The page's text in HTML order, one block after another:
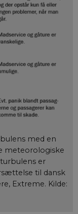
med en
meteorologiske
er
til dansk
Extreme. Kilde: